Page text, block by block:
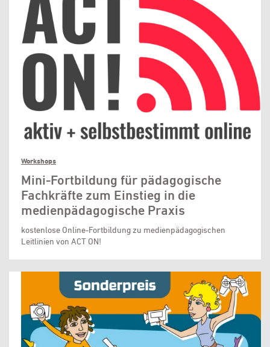
Workshops
Mini-Fortbildung für pädagogische
Fachkräfte zum Einstieg in die
medienpädagogische Praxis
kostenlose Online-Fortbildung zu medienpädagogischen
Leitlinien von ACT ON!